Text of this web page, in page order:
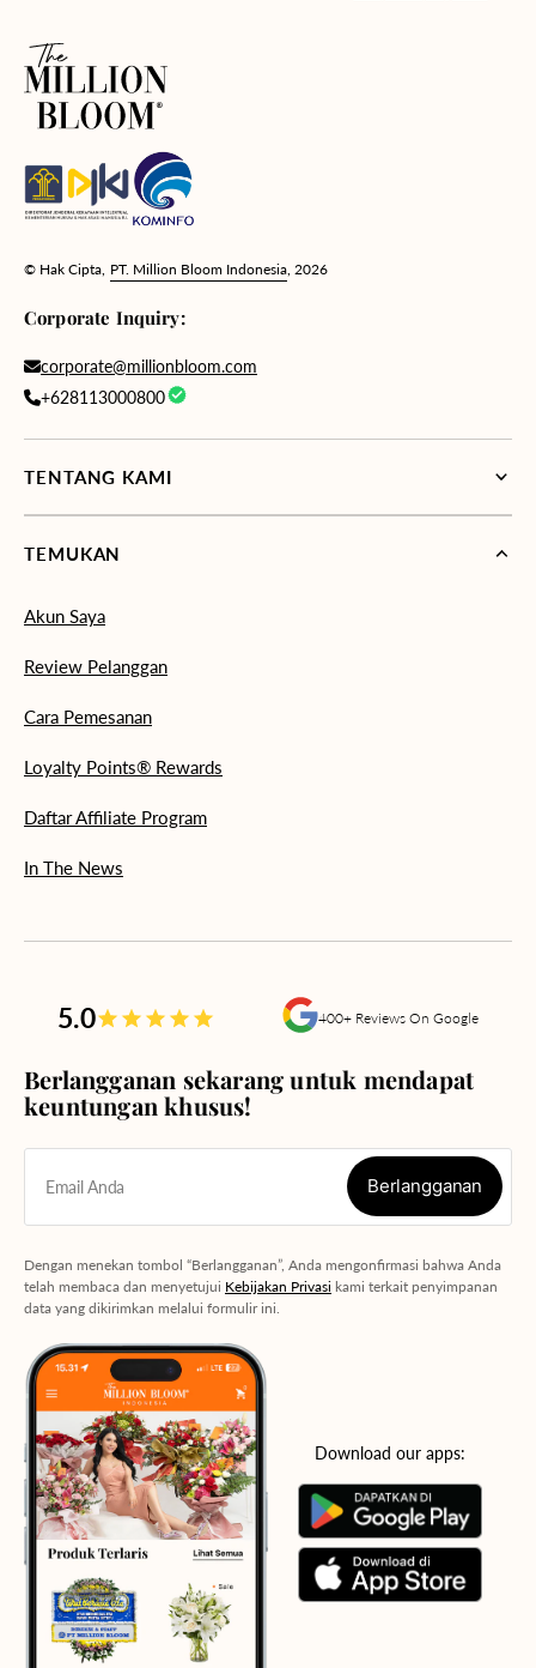
© Hak Cipta, PT. Million Bloom Indonesia , 2026
Corporate Inquiry:
corporate@millionbloom.com
+628113000800
TENTANG KAMI
TEMUKAN
Akun Saya
Review Pelanggan
Cara Pemesanan
Loyalty Points® Rewards
Daftar Affiliate Program
In The News
5.0 400+ Reviews On Google
Berlangganan sekarang untuk mendapat
keuntungan khusus!
Email Anda Berlangganan
Dengan menekan tombol “Berlangganan”, Anda mengonfirmasi bahwa Anda
telah membaca dan menyetujui Kebijakan Privasi kami terkait penyimpanan
data yang dikirimkan melalui formulir ini.
Download our apps: